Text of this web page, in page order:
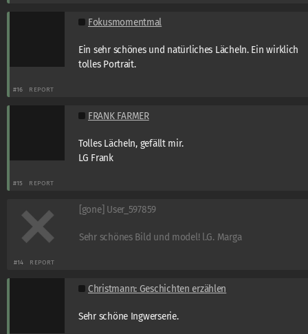
Fokusmomentmal
Ein sehr schönes und natürliches Lächeln. Ein wirklich
tolles Portrait.
#16 REPORT
FRANK FARMER
Tolles Lächeln, gefällt mir.
LG Frank
#15 REPORT
[gone] User_597859
Sehr schönes Bild und model! l.G. Marga
#14 REPORT
Christmann: Geschichten erzählen
Sehr schöne Ingwerserie.